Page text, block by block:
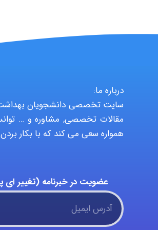
درباره ما:
مقالات تخصصی, مشاوره و …
همواره سعی می کند که با بکار
عضویت در خبرنامه (تغییر ای